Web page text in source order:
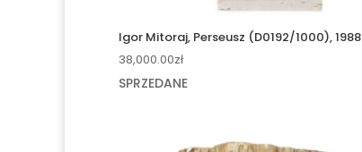
Igor Mitoraj, Perseusz (D0192/1000), 1988
38,000.00zł
SPRZEDANE